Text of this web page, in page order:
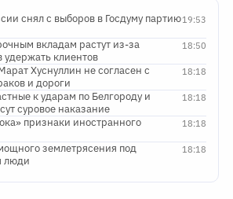
19:53
снял с выборов в Госдуму партию
18:50
вкладам растут из-за
удержать клиентов
18:18
Хуснуллин не согласен с
и дороги
18:18
к ударам по Белгороду и
суровое наказание
18:18
признаки иностранного
18:18
землетрясения под
люди